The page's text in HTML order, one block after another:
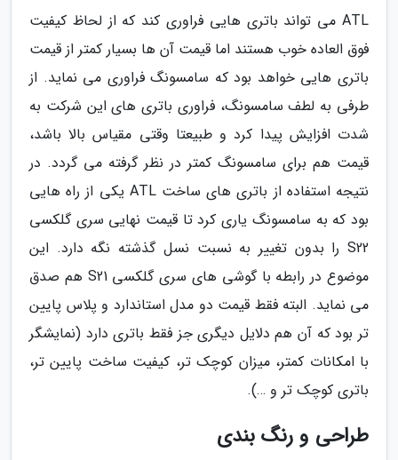
ATL می تواند باتری هایی فراوری کند که از لحاظ کیفیت
فوق العاده خوب هستند اما قیمت آن ها بسیار کمتر از قیمت
باتری هایی خواهد بود که سامسونگ فراوری می نماید. از
طرفی به لطف سامسونگ، فراوری باتری های این شرکت به
شدت افزایش پیدا کرد و طبیعتا وقتی مقیاس بالا باشد،
قیمت هم برای سامسونگ کمتر در نظر گرفته می گردد. در
نتیجه استفاده از باتری های ساخت ATL یکی از راه هایی
بود که به سامسونگ یاری کرد تا قیمت نهایی سری گلکسی
S22 را بدون تغییر به نسبت نسل گذشته نگه دارد. این
موضوع در رابطه با گوشی های سری گلکسی S21 هم صدق
می نماید. البته فقط قیمت دو مدل استاندارد و پلاس پایین
تر بود که آن هم دلایل دیگری جز فقط باتری دارد (نمایشگر
با امکانات کمتر، میزان کوچک تر، کیفیت ساخت پایین تر،
باتری کوچک تر و …).
طراحی و رنگ بندی